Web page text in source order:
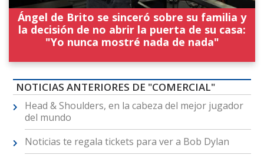
Ángel de Brito se sinceró sobre su familia y
la decisión de no abrir la puerta de su casa:
"Yo nunca mostré nada de nada"
NOTICIAS ANTERIORES DE "COMERCIAL"
Head & Shoulders, en la cabeza del mejor jugador
del mundo
Noticias te regala tickets para ver a Bob Dylan